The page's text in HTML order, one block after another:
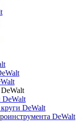
DeWalt
DeWalt
DeWalt